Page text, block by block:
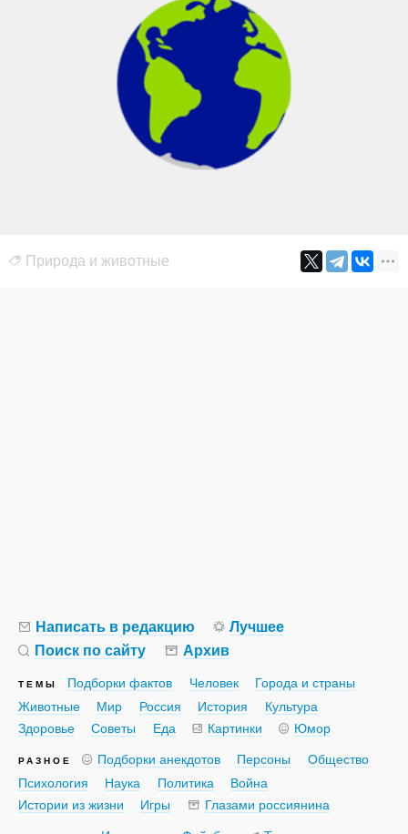
Природа и животные
Написать в редакцию
Лучшее
Поиск по сайту
Архив
ТЕМЫ Подборки фактов Человек
Города и страны
Животные
Мир Россия История
Культура
Здоровье
Советы Еда Картинки Юмор
РАЗНОЕ Подборки анекдотов Персоны
Общество
Психология
Наука Политика
Война
Истории из жизни
Игры Глазами россиянина